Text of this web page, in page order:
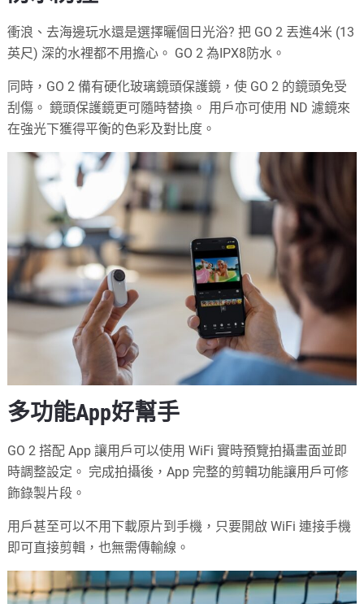
衝浪、去海邊玩水還是選擇曬個日光浴? 把 GO 2 丟進4米 (13
英尺) 深的水裡都不用擔心。 GO 2 為IPX8防水。
同時，GO 2 備有硬化玻璃鏡頭保護鏡，使 GO 2 的鏡頭免受
刮傷。 鏡頭保護鏡更可隨時替換。 用戶亦可使用 ND 濾鏡來
在強光下獲得平衡的色彩及對比度。
多功能App好幫手
GO 2 搭配 App 讓用戶可以使用 WiFi 實時預覽拍攝畫面並即
時調整設定。 完成拍攝後，App 完整的剪輯功能讓用戶可修
飾錄製片段。
用戶甚至可以不用下載原片到手機，只要開啟 WiFi 連接手機
即可直接剪輯，也無需傳輸線。